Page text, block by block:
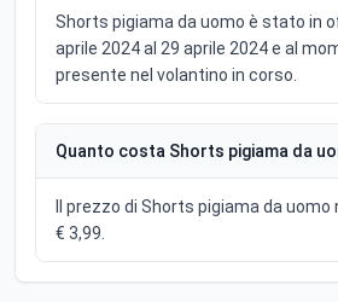
Shorts pigiama da uomo è stato in
aprile 2024 al 29 aprile 2024 e al
presente nel volantino in corso.
Quanto costa Shorts pigiama da
Il prezzo di Shorts pigiama da uomo
€ 3,99.